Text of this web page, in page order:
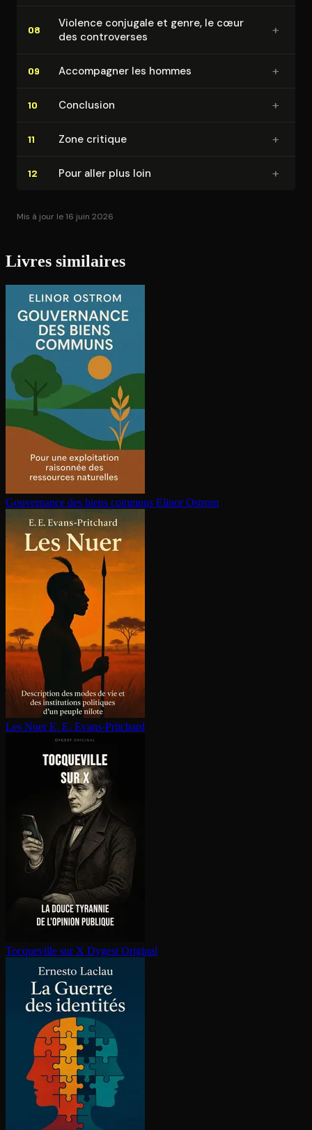
08
Violence conjugale et genre, le cœur
des contro­verses
+
09 Accompagner les hommes +
10 Conclusion +
11 Zone critique +
12 Pour aller plus loin +
Mis à jour le 16 juin 2026
Livres similaires
Gouvernance des biens communs Elinor Ostrom
Les Nuer E. E. Evans-Pritchard
Tocqueville sur X Dygest Original